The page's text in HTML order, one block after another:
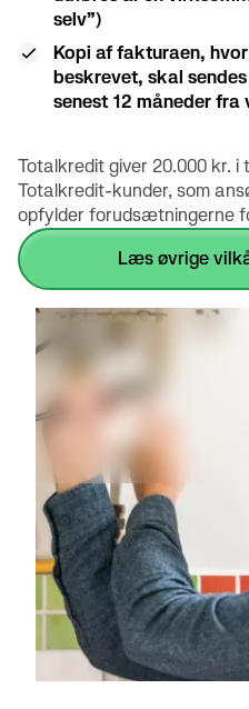
selv”)
Kopi af fakturaen,
beskrevet, skal
senest 12 måneder
Totalkredit giver 20.000 kr. i
Totalkredit-kunder, som
opfylder forudsætningerne
læs øvrige